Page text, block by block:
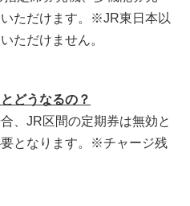
ただけます。
※JR東日本以
ただけません。
どうなるの？
、 JR 区間の定期券は無効と
となります。※チャージ残